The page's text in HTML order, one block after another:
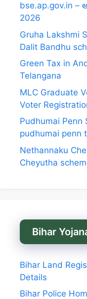
bse.ap.gov.in –
2026
Gruha Lakshmi
Dalit Bandhu
Green Tax in
Telangana
MLC Graduate
Voter
Pudhumai Penn
pudhumai penn
Nethannaku
Cheyutha
Bihar
Bihar Land
Details
Bihar Police